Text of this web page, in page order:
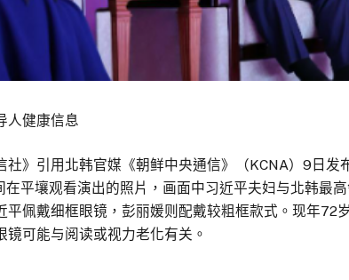
人健康信息
社》引用北韩官媒《朝鲜中央通信》（KCNA）9日发
在平壤观看演出的照片，画面中习近平夫妇与北韩最
平佩戴细框眼镜，彭丽媛则配戴较粗框款式。现年72
镜可能与阅读或视力老化有关。